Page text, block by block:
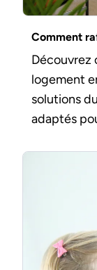
Comment
Découvrez
logement
solutions
adaptés